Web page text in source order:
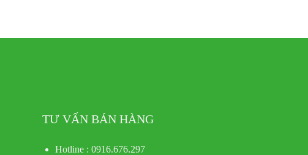
TƯ VẤN BÁN HÀNG
Hotline : 0916.676.297